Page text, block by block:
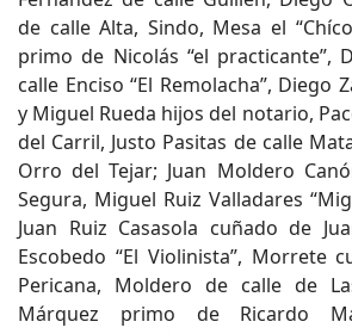
de calle Alta, Sindo, Mesa el
primo de Nicolás “el practicante”,
calle Enciso “El Remolacha”, Diego
y Miguel Rueda hijos del notario,
del Carril, Justo Pasitas de calle
Orro del Tejar; Juan Moldero
Segura, Miguel Ruiz Valladares
Juan Ruiz Casasola cuñado de
Escobedo “El Violinista”, Morrete
Pericana, Moldero de calle de
Márquez primo de Ricardo